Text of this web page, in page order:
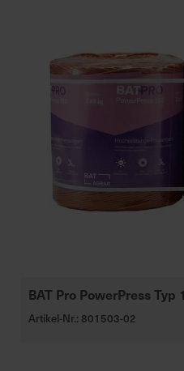
BAT Pro PowerPress
Artikel-Nr.: 801503-02